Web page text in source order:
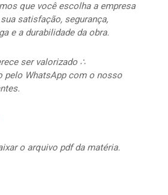
que você escolha a empresa
satisfação, segurança,
e a durabilidade da obra.
ser valorizado ∴
pelo WhatsApp com o nosso
o arquivo pdf da matéria.